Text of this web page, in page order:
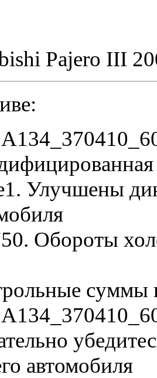
Pajero III
Улучшены
Обороты
суммы
автомобиля